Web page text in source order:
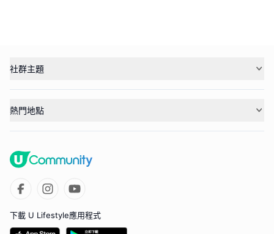
社群主題
熱門地點
下載 U Lifestyle應用程式